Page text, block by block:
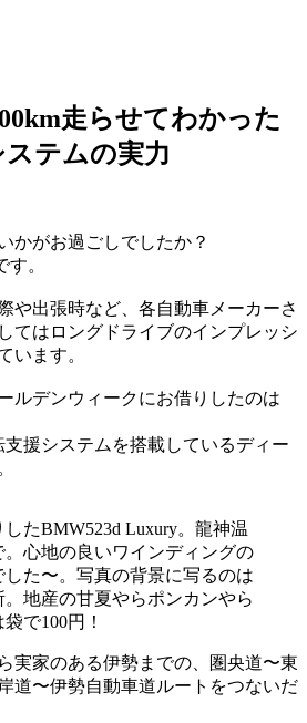
走らせてわかった
テムの実力
かがお過ごしでしたか？
。
や出張時など、各自動車メーカーさ
てはロングドライブのインプレッシ
います。
ルデンウィークにお借りしたのは
援システムを搭載しているディー
たBMW523d Luxury。龍神温
。心地の良いワインディングの
た〜。写真の背景に写るのは
地産の甘夏やらポンカンやら
で100円！
実家のある伊勢までの、圏央道〜東
道〜伊勢自動車道ルートをつないだ